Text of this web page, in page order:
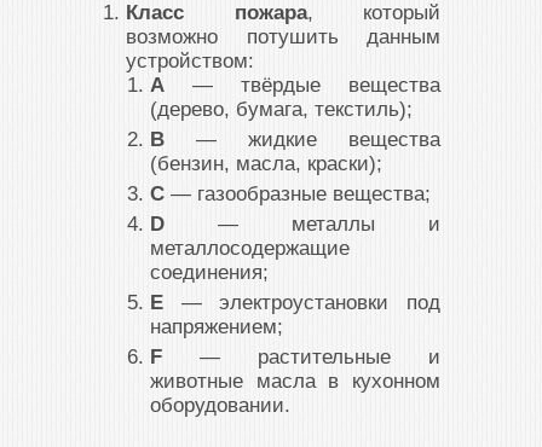
Класс пожара, который
возможно потушить данным
устройством:
A — твёрдые вещества
(дерево, бумага, текстиль);
B — жидкие вещества
(бензин, масла, краски);
C — газообразные вещества;
D — металлы и
металлосодержащие
соединения;
E — электроустановки под
напряжением;
F — растительные и
животные масла в кухонном
оборудовании.